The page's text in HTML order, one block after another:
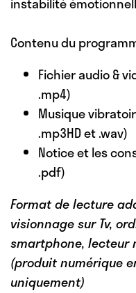
Contenu du
Fichier audio &
.mp4)
Musique
.mp3HD et .wav)
Notice et les
.pdf)
Format de lecture
visionnage sur Tv,
smartphone, lecteur
(produit numérique
uniquement)